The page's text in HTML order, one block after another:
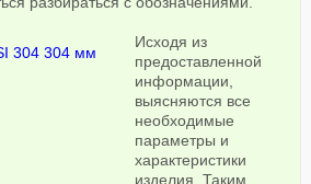
Исходя из
предоставленной
информации,
выясняются все
необходимые
параметры и
характеристики
изделия. Таким